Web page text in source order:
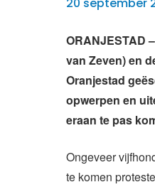
ORANJESTAD
van Zeven) en
Oranjestad
opwerpen en
eraan te pas
Ongeveer
te komen